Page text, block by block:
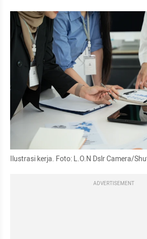
Ilustrasi kerja. Foto: L.O.N Dslr Camera/
ADVERTISEMENT